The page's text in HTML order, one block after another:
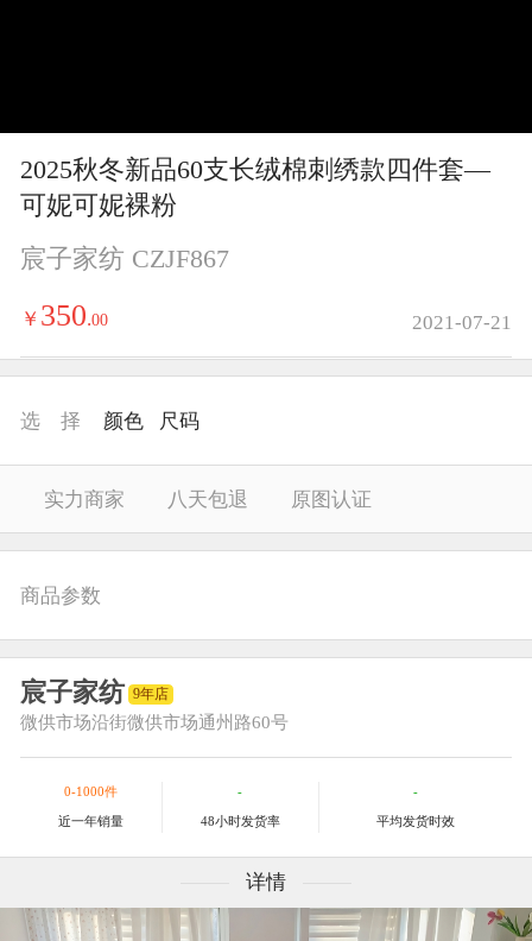
i
2025秋冬新品60支长绒棉刺绣款四件套—
可妮可妮裸粉
宸子家纺 CZJF867
￥ 350.00 2021-07-21
选 择 颜色 尺码
实力商家 八天包退 原图认证
商品参数
宸子家纺 9年店
微供市场沿街微供市场通州路60号
0-1000件
近一年销量
-
48小时发货率
-
平均发货时效
详情